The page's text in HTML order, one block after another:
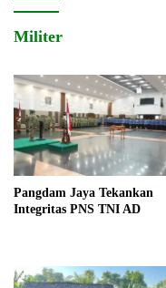
Militer
Pangdam Jaya Tekankan
Integritas PNS TNI AD